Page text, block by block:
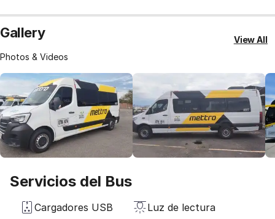
Gallery
Photos & Videos
View All
Servicios del Bus
Cargadores USB
Luz de lectura